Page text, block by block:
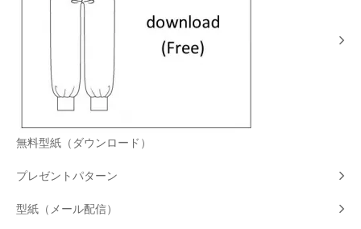
無料型紙（ダウンロード）
プレゼントパターン
型紙（メール配信）